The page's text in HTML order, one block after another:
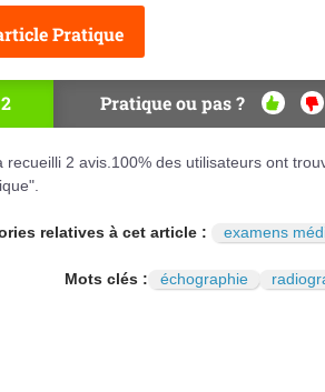
Pratique
2 Pratique ou pas ?
OUI
recueilli 2 avis. 100% des utilisateurs ont
relatives à cet article : examens
Mots clés : échographie